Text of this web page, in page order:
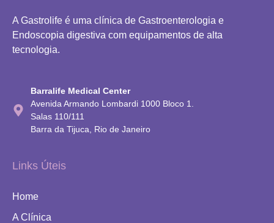
A Gastrolife é uma clínica de Gastroenterologia e
Endoscopia digestiva com equipamentos de alta
tecnologia.
Barralife Medical Center
Avenida Armando Lombardi 1000 Bloco 1.
Salas 110/111
Barra da Tijuca, Rio de Janeiro
Links Úteis
Home
A Clínica